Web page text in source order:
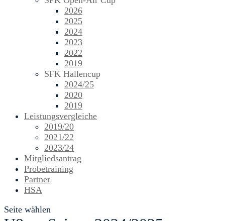
2026
2025
2024
2023
2022
2019
SFK Hallencup
2024/25
2020
2019
Leistungsvergleiche
2019/20
2021/22
2023/24
Mitgliedsantrag
Probetraining
Partner
HSA
Seite wählen